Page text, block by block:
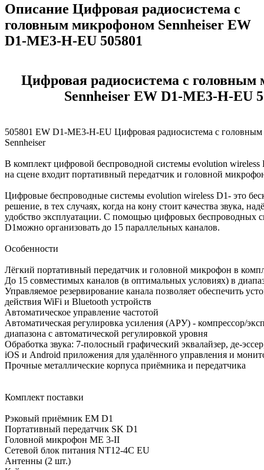
Описание Цифровая радиосистема с
головным микрофоном Sennheiser EW
D1-ME3-H-EU 505801
Цифровая радиосистема с
Sennheiser EW D1-ME3-H-EU
505801 EW D1-ME3-H-EU Цифровая радиосистема с
Sennheiser
В комплект цифровой беспроводной системы evolution
на сцене входит портативный передатчик и головной
Цифровые беспроводные системы evolution wireless D1- это
решение, в тех случаях, когда на кону стоит качества звука,
удобство эксплуатации. С помощью цифровых беспроводных
D1можно организовать до 15 параллельных каналов.
Особенности
Лёгкий портативный передатчик и головной микрофон в
До 15 совместимых каналов (в оптимальных условиях) в
Управляемое резервирование канала позволяет обеспечить
действия WiFi и Bluetooth устройств
Автоматическое управление частотой
Автоматическая регулировка усиления (АРУ) - компрессор/
диапазона с автоматической регулировкой уровня
Обработка звука: 7-полосный графический эквалайзер, де-
iOS и Android приложения для удалённого управления и
Прочные металлические корпуса приёмника и передатчика
Комплект поставки
Рэковый приёмник EM D1
Портативный передатчик SK D1
Головной микрофон ME 3-II
Сетевой блок питания NT12-4C EU
Антенны (2 шт.)